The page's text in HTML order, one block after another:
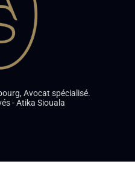
Avocat spécialisé.
- Atika Siouala